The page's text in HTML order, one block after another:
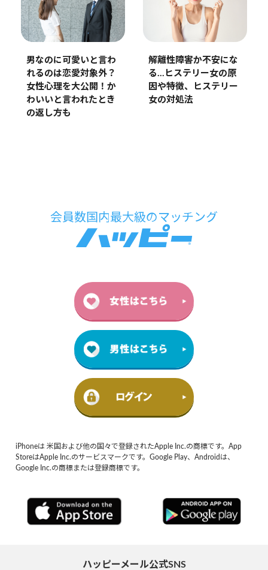
男なのに可愛いと言わ
れるのは恋愛対象外？
女性心理を大公開！か
わいいと言われたとき
の返し方も
解離性障害か不安にな
る…ヒステリー女の原
因や特徴、ヒステリー
女の対処法
iPhoneは 米国および他の国々で登録されたApple Inc.の商標です。App
StoreはApple Inc.のサービスマークです。Google Play、Androidは、
Google Inc.の商標または登録商標です。
ハッピーメール公式SNS